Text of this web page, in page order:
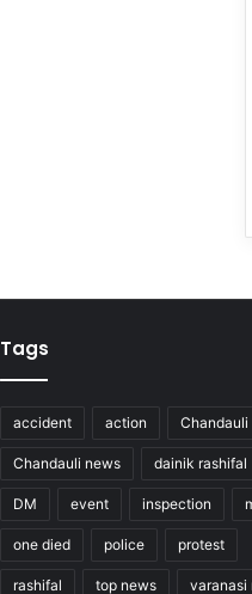
Tags
accident action Chandauli
Chandauli news dainik rashifal
DM event inspection
one died police protest
rashifal top news varanasi